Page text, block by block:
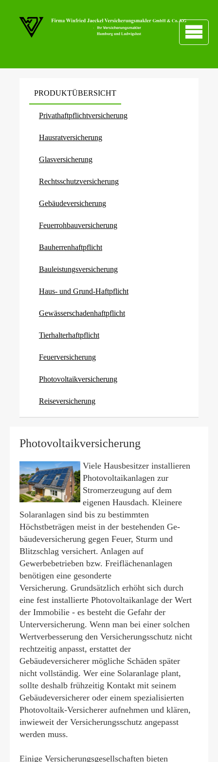
PRODUKTÜBERSICHT
Privathaftpflichtversicherung
Haus­rat­ver­si­che­rung
Glasversicherung
Rechts­schutz­ver­si­che­rung
Ge­bäude­ver­si­che­rung
Feuerrohbauversicherung
Bau­herren­haft­pflicht
Bauleistungsversicherung
Haus- und Grund-Haft­pflicht
Gewässerschadenhaftpflicht
Tierhalterhaftpflicht
Feuerversicherung
Photo­voltaik­ver­si­che­rung
Reiseversicherung
Photo­voltaik­ver­si­che­rung
Viele Hausbesitzer installieren
Photovoltaikanlagen zur
Stromerzeugung auf dem
eigenen Hausdach. Kleinere
Solaranlagen sind bis zu bestimmten
Höchstbeträgen meist in der bestehenden Ge­
bäude­ver­si­che­rung gegen Feuer, Sturm und
Blitzschlag versichert. Anlagen auf
Gewerbebetrieben bzw. Freiflächenanlagen
benötigen eine gesonderte
Versicherung. Grundsätzlich erhöht sich durch
eine fest installierte Photovoltaikanlage der Wert
der Immobilie - es besteht die Gefahr der
Unterversicherung. Wenn man bei einer solchen
Wertverbesserung den Versicherungsschutz nicht
rechtzeitig anpasst, erstattet der
Gebäudeversicherer mögliche Schäden später
nicht vollständig. Wer eine Solaranlage plant,
sollte deshalb frühzeitig Kontakt mit seinem
Gebäudeversicherer oder einem spezialisierten
Photovoltaik-Versicherer aufnehmen und klären,
inwieweit der Versicherungsschutz angepasst
werden muss.
Einige Versicherungsgesellschaften bieten